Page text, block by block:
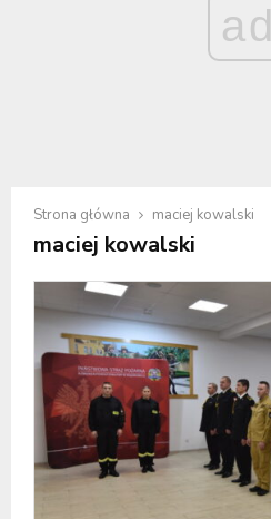
ad
Strona główna maciej kowalski
maciej kowalski